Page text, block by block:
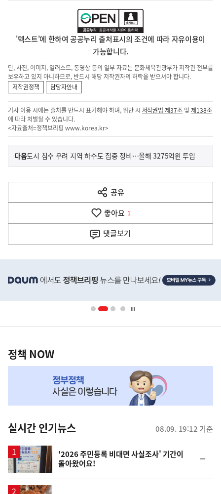
'텍스트'에 한하여 공공누리 출처표시의 조건에 따라 자유이용이
가능합니다.
단, 사진, 이미지, 일러스트, 동영상 등의 일부 자료는 문화체육관광부가 저작권 전부를
보유하고 있지 아니하므로, 반드시 해당 저작권자의 허락을 받으셔야 합니다.
저작권정책
담당자안내
기사 이용 시에는 출처를 반드시 표기해야 하며, 위반 시 저작권법 제37조 및제138조
에 따라 처벌될 수 있습니다.
<자료출처=정책브리핑 www.korea.kr>
이
전
다
음
다음기
도시 침수 우려 지역 하수도 집중 정비…올해 3275억원 투입
공유
열
기
좋아요 1
댓글보기
단
영
책
NOW,
뉴
스
정책 NOW
실시간 인기뉴스 08.09. 19:12 기준
'2026 주민등록 비대면 사실조사' 기간이
돌아왔어요!
일